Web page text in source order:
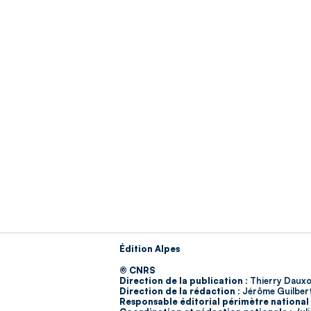
Édition Alpes
© CNRS
Direction de la publication : Thierry
Direction de la rédaction : Jérôme
Responsable éditorial périmètre national